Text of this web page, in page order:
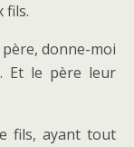
fils.
donne-moi
Et le père leur
fils, ayant tout